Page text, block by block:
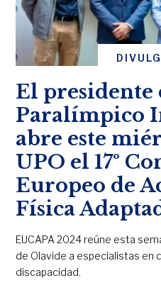
El presidente
Paralímpico
abre este
UPO el 17º
Europeo de
Física
EUCAPA 2024 reúne esta
de Olavide a especialistas en
discapacidad.